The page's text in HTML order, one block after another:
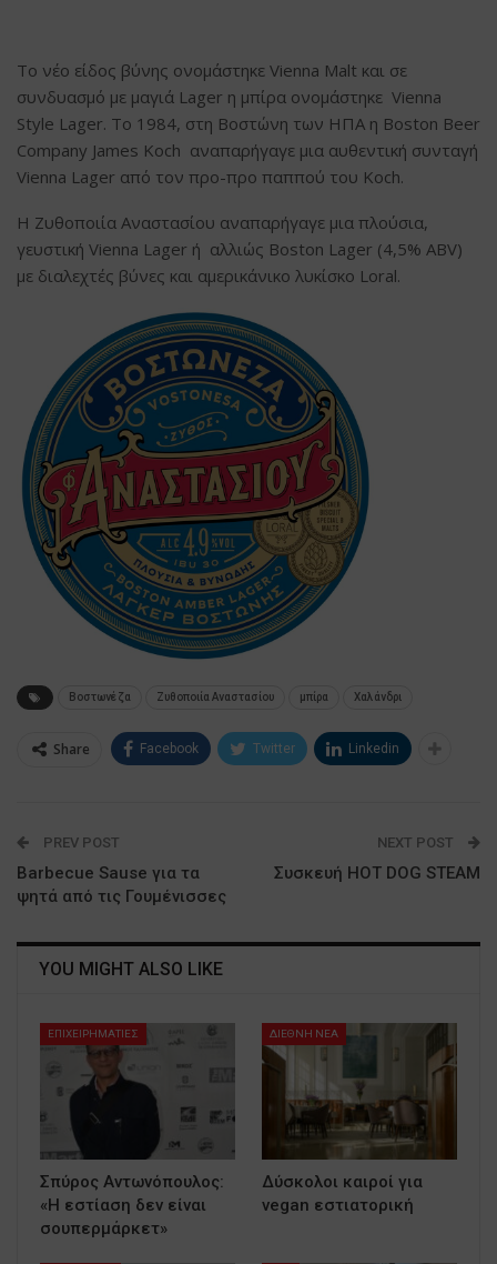
Το νέο είδος βύνης ονομάστηκε Vienna Malt και σε
συνδυασμό με μαγιά Lager η μπίρα ονομάστηκε Vienna
Style Lager. Το 1984, στη Βοστώνη των ΗΠΑ η Boston Beer
Company James Koch αναπαρήγαγε μια αυθεντική συνταγή
Vienna Lager από τον προ-προ παππού του Koch.
Η Ζυθοποιία Αναστασίου αναπαρήγαγε μια πλούσια,
γευστική Vienna Lager ή αλλιώς Boston Lager (4,5% ABV)
με διαλεχτές βύνες και αμερικάνικο λυκίσκο Loral.
Βοστωνέζα Ζυθοποιία Αναστασίου μπίρα Χαλάνδρι
Share Facebook Twitter Linkedin
PREV POST
Barbecue Sause για τα
ψητά από τις Γουμένισσες
NEXT POST
Συσκευή HOT DOG STEAM
YOU MIGHT ALSO LIKE
ΕΠΙΧΕΙΡΗΜΑΤΙΕΣ
Σπύρος Αντωνόπουλος:
«Η εστίαση δεν είναι
σουπερμάρκετ»
ΔΙΕΘΝΗ ΝΕΑ
Δύσκολοι καιροί για
vegan εστιατορική